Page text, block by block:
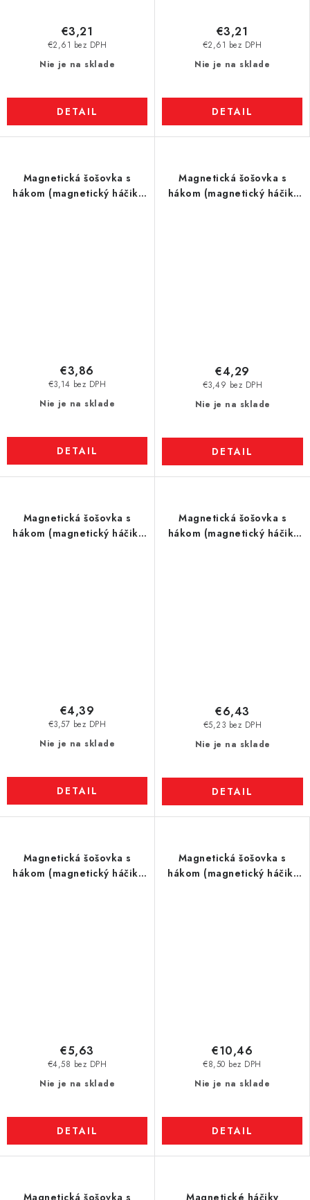
Nie je na sklade
€2,61 bez DPH
€3,21
DETAIL
Nie je na sklade
€2,61 bez DPH
€3,21
DETAIL
Magnetická šošovka s
hákom (magnetický háčik)
Nie je na sklade
€3,14 bez DPH
€3,86
DETAIL
Magnetická šošovka s
hákom (magnetický háčik)
Nie je na sklade
€3,49 bez DPH
€4,29
DETAIL
Magnetická šošovka s
hákom (magnetický háčik)
Nie je na sklade
€3,57 bez DPH
€4,39
DETAIL
Magnetická šošovka s
hákom (magnetický háčik)
Nie je na sklade
€5,23 bez DPH
€6,43
DETAIL
Magnetická šošovka s
hákom (magnetický háčik)
Nie je na sklade
€4,58 bez DPH
€5,63
DETAIL
Magnetická šošovka s
hákom (magnetický háčik)
Nie je na sklade
€8,50 bez DPH
€10,46
DETAIL
Magnetická šošovka s Magnetické háčiky